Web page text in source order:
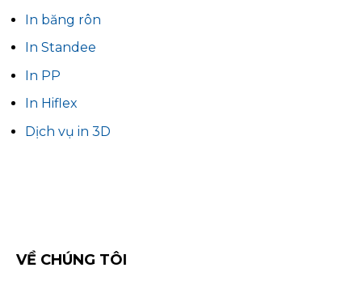
In băng rôn
In Standee
In PP
In Hiflex
Dịch vụ in 3D
VỀ CHÚNG TÔI